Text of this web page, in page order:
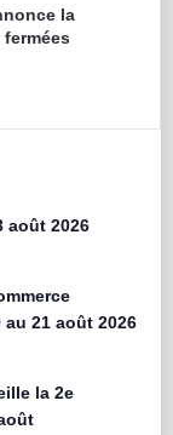
la
août 2026
21 août 2026
la 2e